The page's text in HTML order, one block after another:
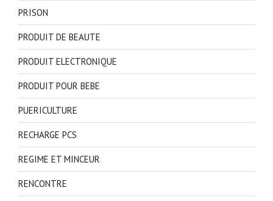
PRISON
PRODUIT DE BEAUTE
PRODUIT ELECTRONIQUE
PRODUIT POUR BEBE
PUERICULTURE
RECHARGE PCS
REGIME ET MINCEUR
RENCONTRE